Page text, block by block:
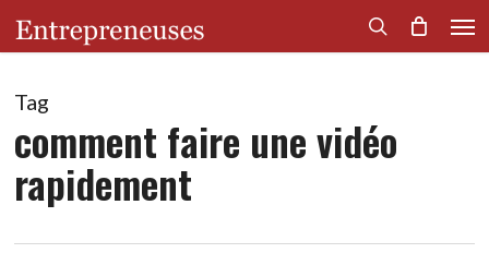
content
search
Tag
comment faire une vidéo
rapidement